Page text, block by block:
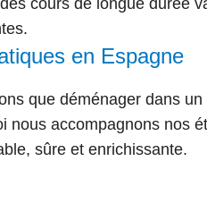
en Espagne
que déménager dans
nous accompagnons nos
sûre et enrichissante.